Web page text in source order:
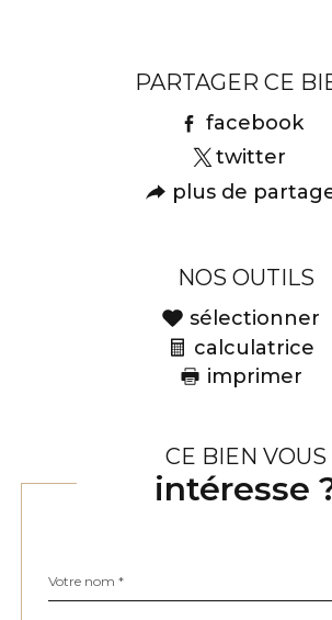
PARTAGER CE
facebook
twitter
plus de
NOS OUTILS
sélectionner
calculatrice
imprimer
CE BIEN VOUS
intéresse
par
*